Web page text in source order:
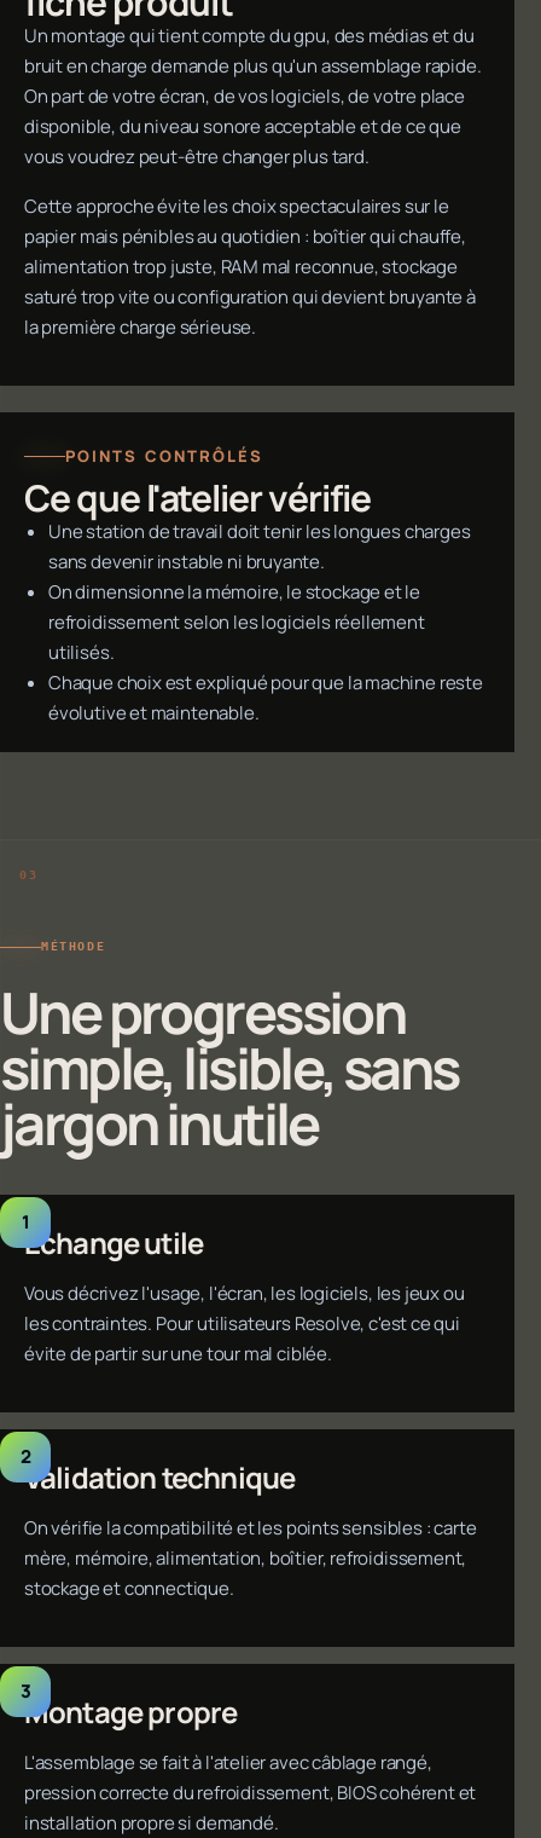
Un montage qui tient compte du gpu, des médias et du
bruit en charge demande plus qu'un assemblage rapide.
On part de votre écran, de vos logiciels, de votre place
disponible, du niveau sonore acceptable et de ce que
vous voudrez peut-être changer plus tard.
Cette approche évite les choix spectaculaires sur le
papier mais pénibles au quotidien : boîtier qui chauffe,
alimentation trop juste, RAM mal reconnue, stockage
saturé trop vite ou configuration qui devient bruyante à
la première charge sérieuse.
POINTS CONTRÔLÉS
Ce que l'atelier vérifie
Une station de travail doit tenir les longues charges
sans devenir instable ni bruyante.
On dimensionne la mémoire, le stockage et le
refroidissement selon les logiciels réellement
utilisés.
Chaque choix est expliqué pour que la machine reste
évolutive et maintenable.
MÉTHODE
Une progression
simple, lisible, sans
jargon inutile
Échange utile
Vous décrivez l'usage, l'écran, les logiciels, les jeux ou
les contraintes. Pour utilisateurs Resolve, c'est ce qui
évite de partir sur une tour mal ciblée.
Validation technique
On vérifie la compatibilité et les points sensibles : carte
mère, mémoire, alimentation, boîtier, refroidissement,
stockage et connectique.
Montage propre
L'assemblage se fait à l'atelier avec câblage rangé,
pression correcte du refroidissement, BIOS cohérent et
installation propre si demandé.